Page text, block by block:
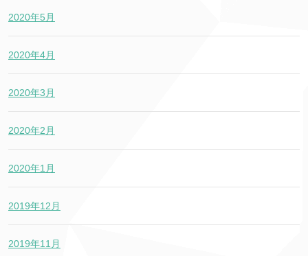
2020年5月
2020年4月
2020年3月
2020年2月
2020年1月
2019年12月
2019年11月